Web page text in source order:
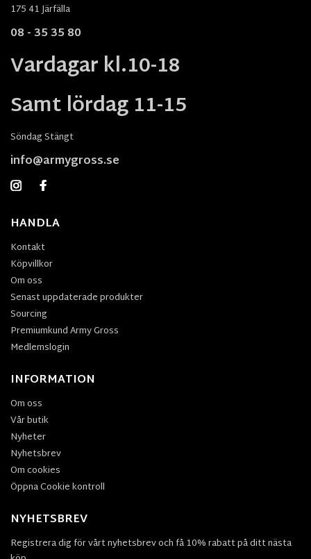
175 41 Järfälla
08 - 35 35 80
Vardagar kl.10-18
Samt lördag 11-15
Söndag Stängt
info@armygross.se
HANDLA
Kontakt
Köpvillkor
Om oss
Senast uppdaterade produkter
Sourcing
Premiumkund Army Gross
Medlemslogin
INFORMATION
Om oss
Vår butik
Nyheter
Nyhetsbrev
Om cookies
Öppna Cookie kontroll
NYHETSBREV
Registrera dig för vårt nyhetsbrev och få 10% rabatt på ditt nästa